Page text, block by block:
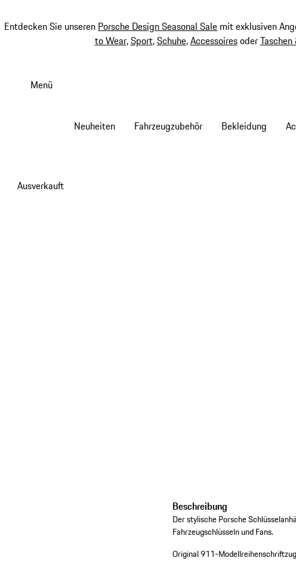
Entdecken Sie unseren Porsche Design Seasonal Sale mit exklusiven
to Wear,Sport,Schuhe,Accessoiresoder
Hauptinhalt
Menü
Neuheiten Fahrzeugzubehör Bekleidung
Ausverkauft
Beschreibung
Der stylische Porsche
Fahrzeugschlüsseln und Fans.
Original 911-